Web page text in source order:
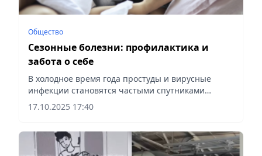
Общество
Сезонные болезни: профилактика и
забота о себе
В холодное время года простуды и вирусные
инфекции становятся частыми спутниками
многих казахстанцев. Почему мы болеем чаще,
как защитить себя и близких, и стоит ли делать
17.10.2025 17:40